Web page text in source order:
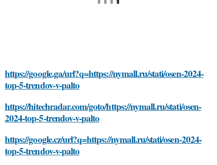
https://google.ga/url?q=https://nymall.ru/stati/osen-2024-
top-5-trendov-v-palto
https://hitechradar.com/goto/https://nymall.ru/stati/osen-
2024-top-5-trendov-v-palto
https://google.cz/url?q=https://nymall.ru/stati/osen-2024-
top-5-trendov-v-palto